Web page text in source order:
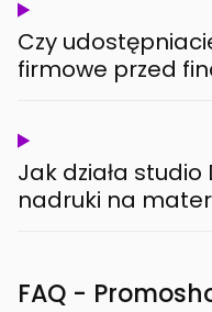
Czy
firmowe przed
Jak działa
nadruki na
FAQ -